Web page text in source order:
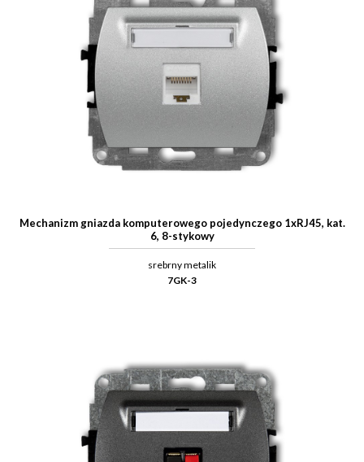
Mechanizm gniazda komputerowego pojedynczego 1xRJ45, kat.
6, 8-stykowy
srebrny metalik
7GK-3